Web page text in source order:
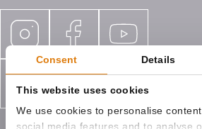
Consent Details
This website uses cookies
We use cookies to personalise
social media features and to analyse